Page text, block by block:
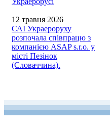
12 травня 2026
САІ Украероруху
розпочала співпрацю з
компанією ASAP s.r.o. у
місті Пезінок
(Словаччина).